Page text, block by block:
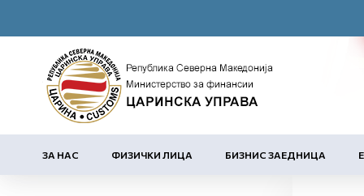
ЗА НАС ФИЗИЧКИ ЛИЦА БИЗНИС ЗАЕДНИЦА